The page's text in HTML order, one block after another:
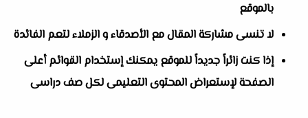
بالموقع
لا تنسى مشاركة المقال مع الأصدقاء و الزملاء لتعم الفائدة
إذا كنت زائراً جديداً للموقع يمكنك إستخدام القوائم أعلى
الصفحة لإستعراض المحتوى التعليمى لكل صف دراسى